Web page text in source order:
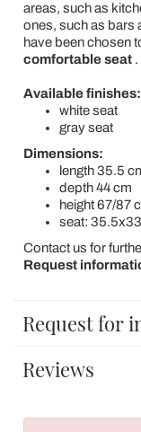
areas, such as
ones, such as bars
have been chosen
comfortable seat.
Available finishes:
white seat
gray seat
Dimensions:
length 35.5
depth 44 cm
height 67/87
seat:
Contact us for
Request
Request for
Reviews